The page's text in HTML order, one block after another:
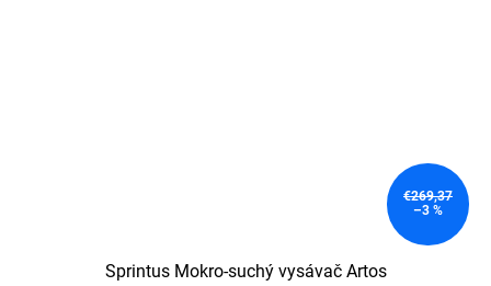
€269,37
–3 %
Sprintus Mokro-suchý vysávač Artos